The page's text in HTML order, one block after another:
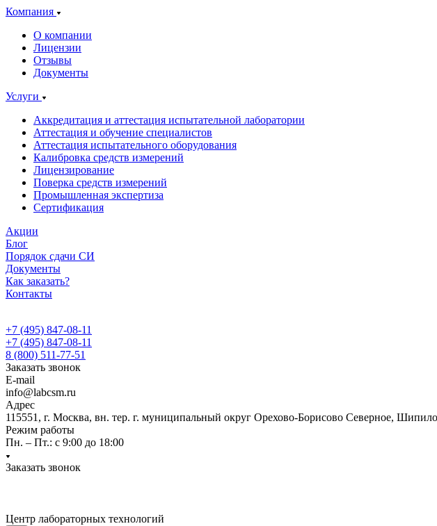
Компания
О компании
Лицензии
Отзывы
Документы
Услуги
Аккредитация и аттестация испытательной лаборатории
Аттестация и обучение специалистов
Аттестация испытательного оборудования
Калибровка средств измерений
Лицензирование
Поверка средств измерений
Промышленная экспертиза
Сертификация
Акции
Блог
Порядок сдачи СИ
Документы
Как заказать?
Контакты
+7 (495) 847-08-11
+7 (495) 847-08-11
8 (800) 511-77-51
Заказать звонок
E-mail
info@labcsm.ru
Адрес
115551, г. Москва, вн. тер. г. муниципальный округ Орехово-Борисово Северное,
Режим работы
Пн. – Пт.: с 9:00 до 18:00
Заказать звонок
Центр лабораторных технологий